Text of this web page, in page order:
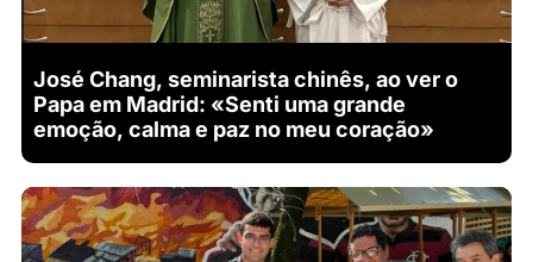
José Chang, seminarista chinês, ao ver o
Papa em Madrid: «Senti uma grande
emoção, calma e paz no meu coração»